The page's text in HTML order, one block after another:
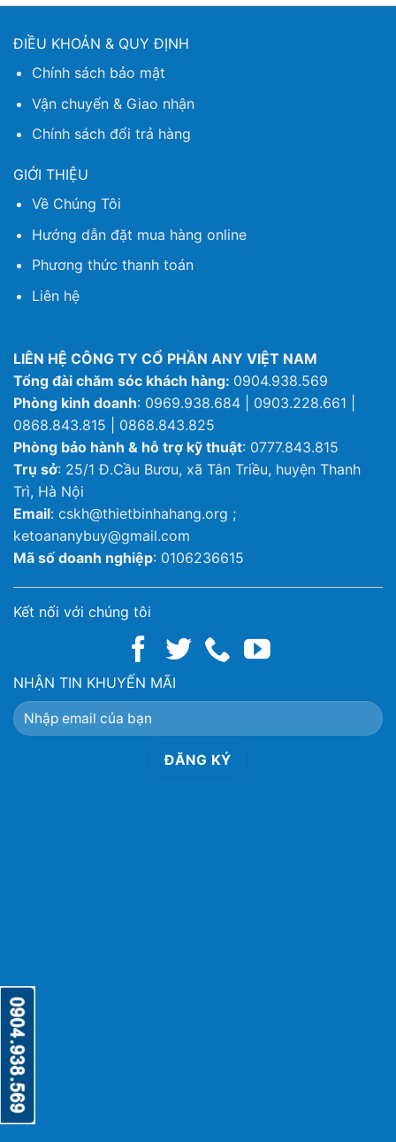
ĐIỀU KHOẢN & QUY ĐỊNH
Chính sách bảo mật
Vận chuyển & Giao nhận
Chính sách đổi trả hàng
GIỚI THIỆU
Về Chúng Tôi
Hướng dẫn đặt mua hàng online
Phương thức thanh toán
Liên hệ
LIÊN HỆ CÔNG TY CỔ PHẦN ANY VIỆT NAM
Tổng đài chăm sóc khách hàng: 0904.938.569
Phòng kinh doanh: 0969.938.684 | 0903.228.661 |
0868.843.815 | 0868.843.825
Phòng bảo hành & hỗ trợ kỹ thuật: 0777.843.815
Trụ sở: 25/1 Đ.Cầu Bươu, xã Tân Triều, huyện Thanh
Trì, Hà Nội
Email: cskh@thietbinhahang.org ;
ketoananybuy@gmail.com
Mã số doanh nghiệp: 0106236615
Kết nối với chúng tôi
NHẬN TIN KHUYẾN MÃI